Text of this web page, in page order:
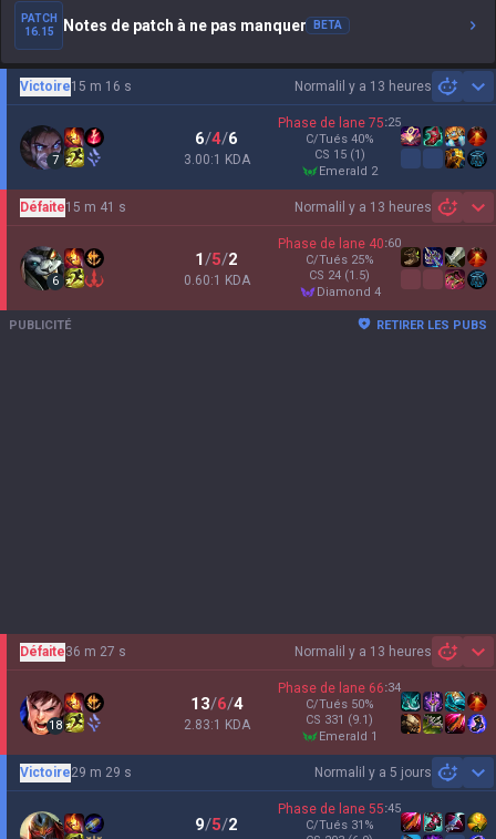
PATCH
16.15
Notes de patch à ne pas manquer BETA
Normal il y a 13 heures
Victoire15 m 16 s
7
6/4/6
3.00:1 KDA
Phase de lane 75:25
C/Tués 40%
CS 15 (1)
emerald 2
Normal il y a 13 heures
Défaite15 m 41 s
6
1/5/2
0.60:1 KDA
Phase de lane 40:60
C/Tués 25%
CS 24 (1.5)
diamond 4
PUBLICITÉ RETIRER LES PUBS
Normal il y a 13 heures
Défaite36 m 27 s
18
13/6/4
2.83:1 KDA
Phase de lane 66:34
C/Tués 50%
CS 331 (9.1)
emerald 1
Normal il y a 5 jours
Victoire29 m 29 s
9/5/2
Phase de lane 55:45
C/Tués 31 %